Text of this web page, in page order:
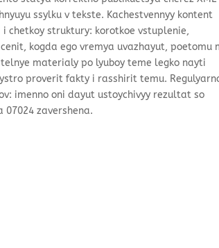
ssylku v tekste. Kachestvennyy kontent
chetkoy struktury: korotkoe vstuplenie,
kogda ego vremya uvazhayut, poetomu
materialy po lyuboy teme legko nayti
proverit fakty i rasshirit temu.
imenno oni dayut ustoychivyy rezultat so
07024 zavershena.